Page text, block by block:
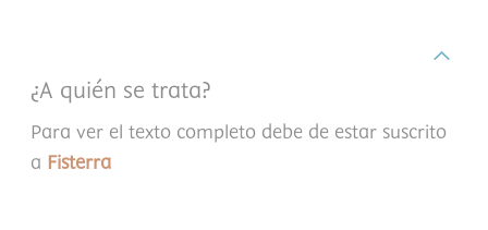
¿A quién se trata?
Para ver el texto completo debe de estar suscrito
a Fisterra